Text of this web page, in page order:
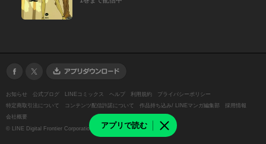
アプリで読む
お知らせ 公式ブログ LINEコミックス ヘルプ 利用規約
プライバシーポリシー
特定商取引法について
コンテンツ配信許諾について 作品持ち込み/ LINEマンガ編集部
採用情報
会社概要
© LINE Digital Frontier Corporation